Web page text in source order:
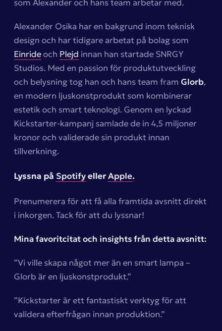
som Alexander och hans team arbetar med.
Alexander Osika har en bakgrund inom teknisk
design och har tidigare arbetat på bolag som
Einrideoch Plejd innan han startade SNRGY
Studios. Med en passion för produktutveckling
och belysning tog han och hans team fram Glorb,
en modern ljuskonstprodukt som kombinerar
estetik och smart teknologi. Genom en lyckad
Kickstarter-kampanj samlade de in 4,5 miljoner
kronor och validerade sin produkt innan
tillverkning.
Lyssna på SpotifyellerApple.
Prenumerera för att få alla framtida avsnitt direkt
i inkorgen. Tack för att du lyssnar!
Mina favoritcitat och insights från detta avsnitt:
”Vi ville skapa något mer än en smart lampa –
Glorb är en ljuskonstprodukt.”
”Kickstarter är ett fantastiskt verktyg för att
validera efterfrågan innan produktion.”